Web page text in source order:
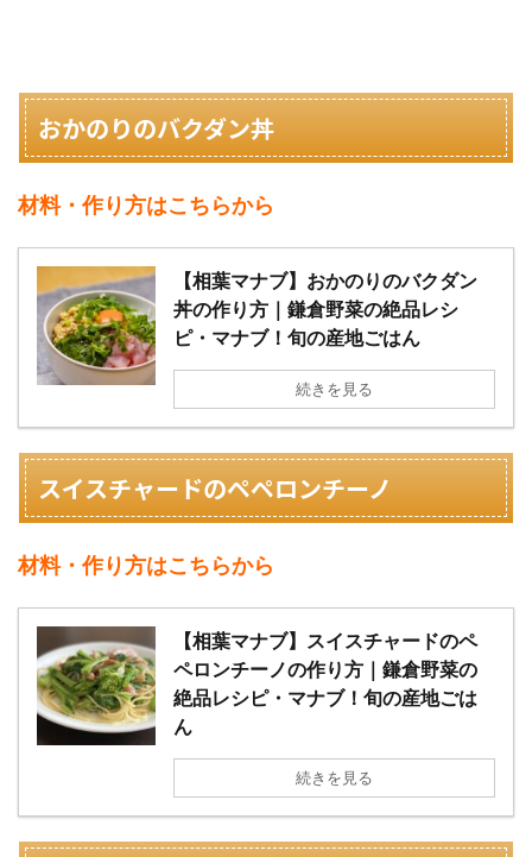
おかのりのバクダン丼
材料・作り方はこちらから
【相葉マナブ】おかのりのバクダン
丼の作り方｜鎌倉野菜の絶品レシ
ピ・マナブ！旬の産地ごはん
続きを見る
スイスチャードのペペロンチーノ
材料・作り方はこちらから
【相葉マナブ】スイスチャードのペ
ペロンチーノの作り方｜鎌倉野菜の
絶品レシピ・マナブ！旬の産地ごは
ん
続きを見る